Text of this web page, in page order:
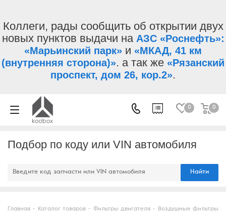
Коллеги, рады сообщить об открытии двух
новых пунктов выдачи на АЗС «Роснефть»:
«Марьинский парк» и «МКАД, 41 км
(внутренняя сторона)». а так же «Рязанский
проспект, дом 26, кор.2».
0 0
Подбор по коду или VIN автомобиля
Найти
Главная - Каталог товаров - Фильтры двигателя -
Воздушные фильтры